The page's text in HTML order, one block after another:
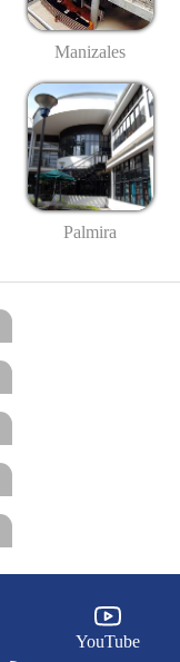
Manizales
Palmira
YouTube